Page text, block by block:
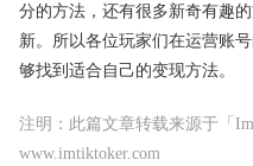
分的方法，还有很多新奇有趣
新。所以各位玩家们在运营账
够找到适合自己的变现方法。
注明：此篇文章转载来源于「
www.imtiktoker.com